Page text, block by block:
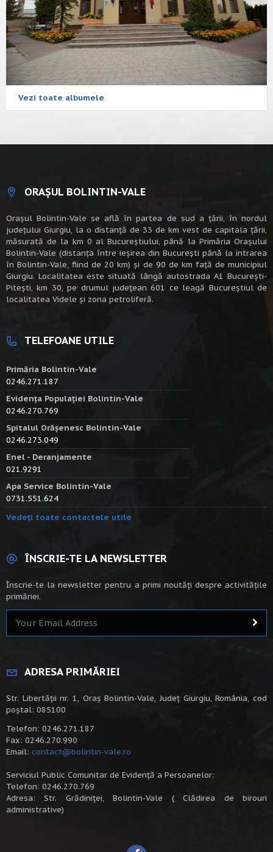
Vezi toate albumele
ORAȘUL BOLINTIN-VALE
Oraşul Bolintin-Vale se află în partea de sud a ţării, în nordul
judeţului Giurgiu, la o distanţă de 33 de km vest de capitala țării,
măsurată de la km 0 al Bucureștiului, până la Primăria Orașului
Bolintin-Vale (distanța între ieșirea din București până la intrarea
în Bolintin-Vale, fiind de 20 km) şi de 90 de km faţă de municipiul
Giurgiu. Localitatea este situată lângă autostrada A1 Bucureşti-
Piteşti, km 30, pe drumul judeţean 601 ce leagă Bucureştiul de
localitatea Videle şi zona petroliferă.
TELEFOANE UTILE
Primăria Bolintin-Vale
0246.271.187
Evidența Populației Bolintin-Vale
0246.270.769
Spitalul Orășenesc Bolintin-Vale
0246.273.049
Enel - Deranjamente
021.9291
Apa Service Bolintin-Vale
0731.551.624
Vedeți toate contactele utile
ÎNSCRIE-TE LA NEWSLETTER
Înscrie-te la newsletter pentru a primi noutăți despre activitățile
primăriei.
ADRESA PRIMĂRIEI
Str. Libertății nr. 1, Oraș Bolintin-Vale, Județ Giurgiu, România, cod
poștal: 085100
Telefon: 0246.271.187
Fax: 0246.270.990
Email: contact@bolintin-vale.ro
Serviciul Public Comunitar de Evidență a Persoanelor:
Telefon: 0246.270.769
Adresa: Str. Grădiniței, Bolintin-Vale ( Clădirea de birouri
administrative)